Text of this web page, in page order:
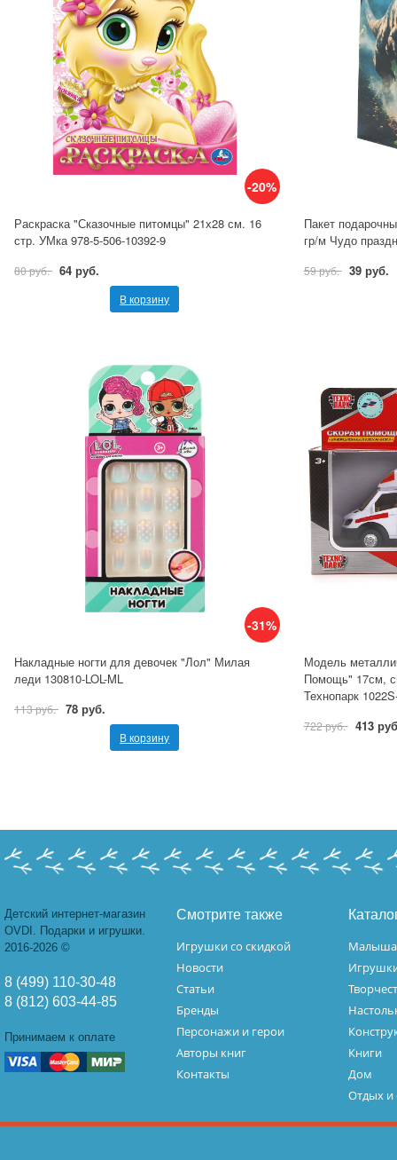
-20%
Раскраска "Сказочные питомцы" 21х28 см. 16
стр. УМка 978-5-506-10392-9
80 руб. 64 руб.
В корзину
Пакет
гр/м Чудо
59 руб. 39 руб.
-31%
Накладные ногти для девочек "Лол" Милая
леди 130810-LOL-ML
113 руб. 78 руб.
В корзину
Модель
Помощь" 17см,
Технопарк
722 руб. 413
Детский интернет-магазин
OVDI. Подарки и игрушки.
2016-2026 ©
8 (499) 110-30-48
8 (812) 603-44-85
Принимаем к оплате
Смотрите также
Игрушки со скидкой
Новости
Статьи
Бренды
Персонажи и герои
Авторы книг
Контакты
Книги
Дом
Отдых и